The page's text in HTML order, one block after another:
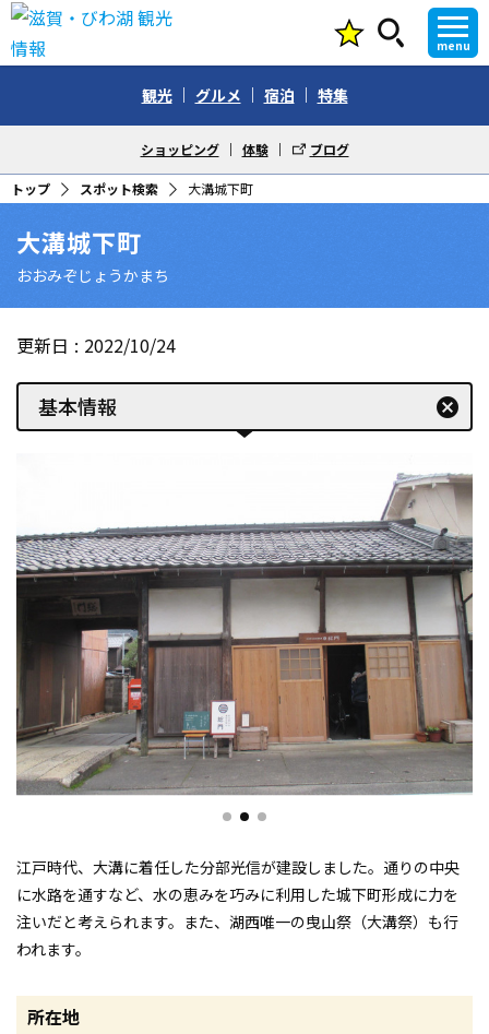
menu
観光 グルメ 宿泊 特集
ショッピング 体験 ブログ
トップ スポット検索 大溝城下町
大溝城下町
おおみぞじょうかまち
更新日 2022/10/24
基本情報 cancel
江戸時代、大溝に着任した分部光信が建設しました。通りの中央
に水路を通すなど、水の恵みを巧みに利用した城下町形成に力を
注いだと考えられます。また、湖西唯一の曳山祭（大溝祭）も行
われます。
所在地